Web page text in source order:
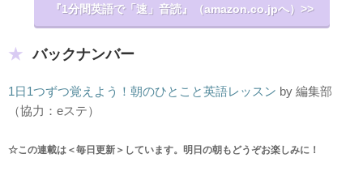
『1分間英語で「速」音読』（amazon.co.jpへ）>>
バックナンバー
1日1つずつ覚えよう！朝のひとこと英語レッスン by 編集部
（協力：eステ）
☆この連載は＜毎日更新＞しています。明日の朝もどうぞお楽しみに！